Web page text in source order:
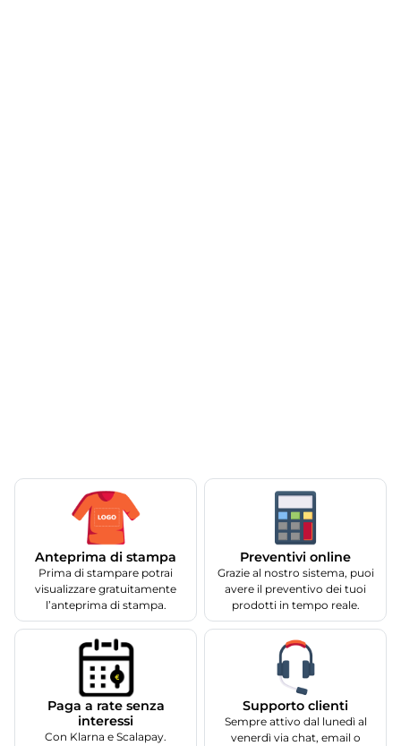
Anteprima di stampa
Prima di stampare potrai
visualizzare gratuitamente
l’anteprima di stampa.
Preventivi online
Grazie al nostro sistema, puoi
avere il preventivo dei tuoi
prodotti in tempo reale.
Paga a rate senza
interessi
Con Klarna e Scalapay.
Supporto clienti
Sempre attivo dal lunedì al
venerdì via chat, email o